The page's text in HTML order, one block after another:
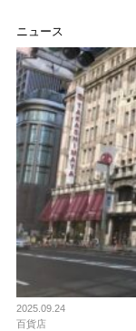
ニュース
2025.09.24
百貨店